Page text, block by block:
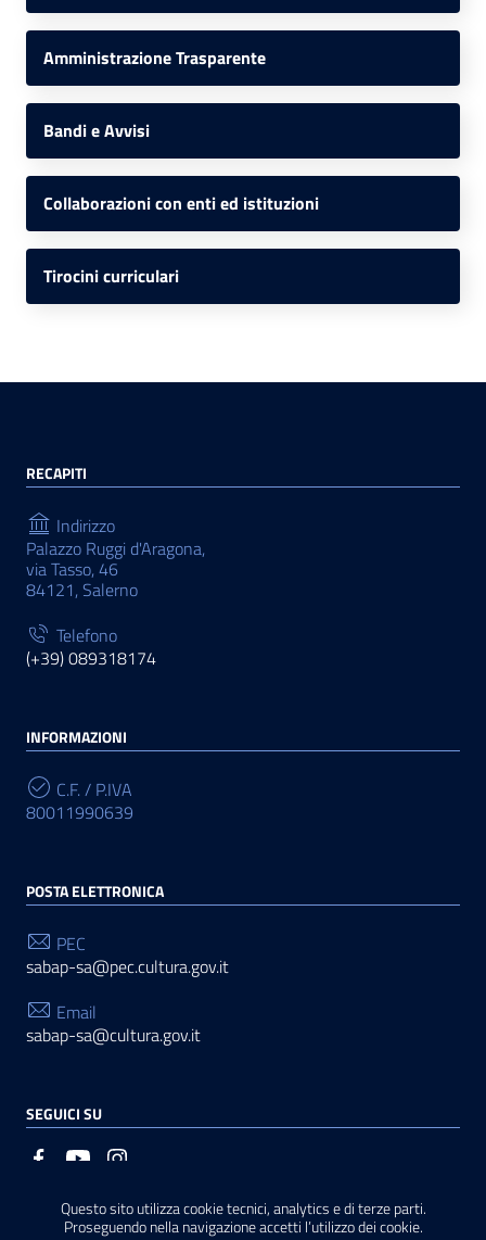
Questo sito utilizza cookie tecnici, analytics e di terze parti.
Proseguendo nella navigazione accetti l’utilizzo dei cookie.
Amministrazione Trasparente
Bandi e Avvisi
Collaborazioni con enti ed istituzioni
Tirocini curriculari
RECAPITI
Indirizzo
Palazzo Ruggi d'Aragona,
via Tasso, 46
84121, Salerno
Telefono
(+39) 089318174
INFORMAZIONI
C.F. / P.IVA
80011990639
POSTA ELETTRONICA
PEC
sabap-sa@pec.cultura.gov.it
Email
sabap-sa@cultura.gov.it
SEGUICI SU
Sezione Link Utili
Privacy | Cookie policy | Note legali | Contatti |Basato